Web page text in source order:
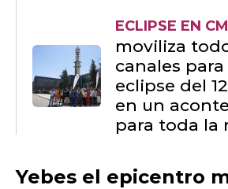
ECLIPSE EN
moviliza
canales
eclipse del
en un
para toda la
Yebes el epicentro